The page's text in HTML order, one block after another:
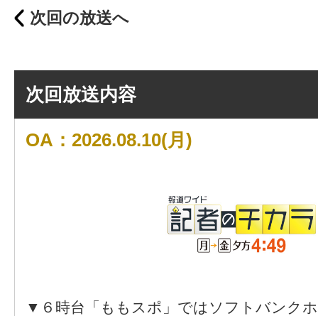
次回の放送へ
次回放送内容
OA：2026.08.10(月)
▼６時台「ももスポ」ではソフトバンク